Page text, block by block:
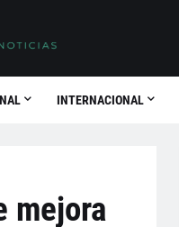
INTERNACIONAL
mejora